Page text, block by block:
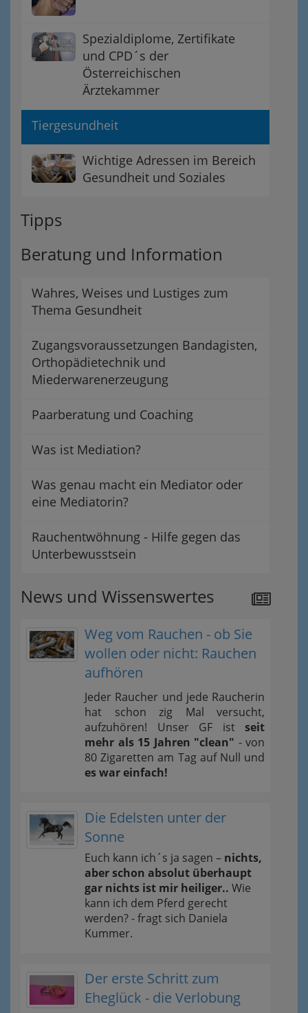
Spezialdiplome, Zertifikate
und CPD´s der
Österreichischen
Ärztekammer
Tiergesundheit
Wichtige Adressen im Bereich
Gesundheit und Soziales
Tipps
Beratung und Information
Wahres, Weises und Lustiges zum
Thema Gesundheit
Zugangsvoraussetzungen Bandagisten,
Orthopädietechnik und
Miederwarenerzeugung
Paarberatung und Coaching
Was ist Mediation?
Was genau macht ein Mediator oder
eine Mediatorin?
Rauchentwöhnung - Hilfe gegen das
Unterbewusstsein
News und Wissenswertes
Weg vom Rauchen - ob Sie
wollen oder nicht: Rauchen
aufhören
Jeder Raucher und jede Raucherin
hat schon zig Mal versucht,
aufzuhören! Unser GF ist seit
mehr als 15 Jahren "clean" - von
80 Zigaretten am Tag auf Null und
es war einfach!
Die Edelsten unter der
Sonne
Euch kann ich´s ja sagen – nichts,
aber schon absolut überhaupt
gar nichts ist mir heiliger.. Wie
kann ich dem Pferd gerecht
werden? - fragt sich Daniela
Kummer.
Der erste Schritt zum
Eheglück - die Verlobung